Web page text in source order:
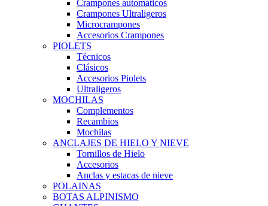
Crampones automaticos
Crampones Ultraligeros
Microcrampones
Accesorios Crampones
PIOLETS
Técnicos
Clásicos
Accesorios Piolets
Ultraligeros
MOCHILAS
Complementos
Recambios
Mochilas
ANCLAJES DE HIELO Y NIEVE
Tornillos de Hielo
Accesorios
Anclas y estacas de nieve
POLAINAS
BOTAS ALPINISMO